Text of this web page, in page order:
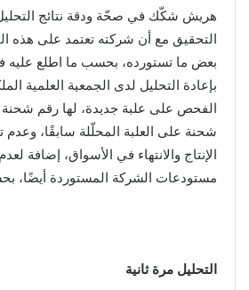
هريش شكّك في صحّة ودقة نتائج
التحقيق مع أن شركته تعتمد على هذه
بعض ما تستورده، بحسب ما اطلع عليه
بإعادة التحليل لدى الجمعية العلمية
الفحص على علبة جديدة، لها رقم شحنة
شحنة على العلبة المحلّلة سابقًا، وعدم
الإنتاج والانتهاء في الأسواق، إضافة
مستودعات الشركة المستوردة أيضًا،
التحليل مرة ثانية